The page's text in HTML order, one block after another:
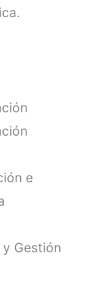
e
Gestión